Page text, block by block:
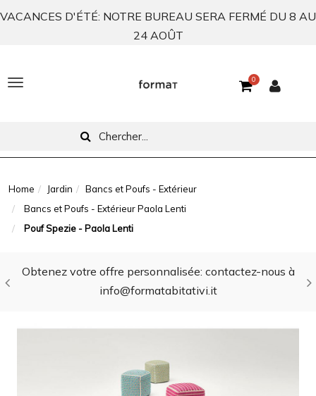
VACANCES D'ÉTÉ: NOTRE BUREAU SERA FERMÉ DU 8 AU
24 AOÛT
T
g
l
0
Home Jardin
Bancs et Poufs - Extérieur
Bancs et Poufs - Extérieur Paola Lenti
Pouf Spezie - Paola Lenti
Obtenez votre offre personnalisée: contactez-nous à
info@formatabitativi.it